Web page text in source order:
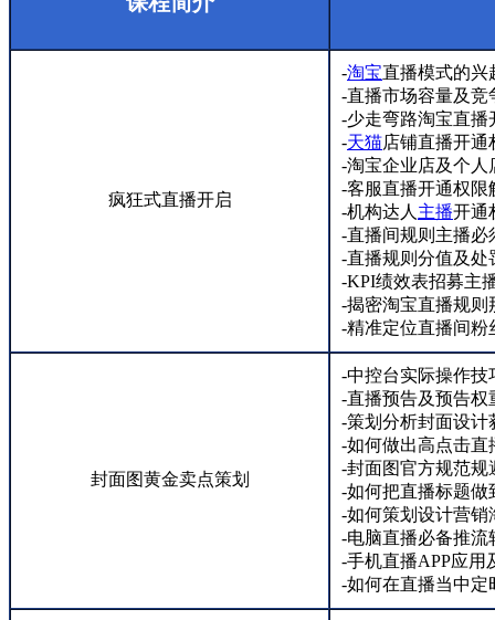
疯狂式直播开启
-淘宝直播模式的兴
-直播市场容量及竞
-少走弯路淘宝直播
-天猫店铺直播开通
-淘宝企业店及个人
-客服直播开通权限
-机构达人 主播开通
-直播间规则主播必
-直播规则分值及处
-KPI绩效表招募主
-揭密淘宝直播规则
-精准定位直播间粉
封面图黄金卖点策划
-中控台实际操作技
-直播预告及预告权
-策划分析封面设计
-如何做出高点击直
-封面图官方规范规
-如何把直播标题做
-如何策划设计营销
-电脑直播必备推流
-手机直播APP应用
-如何在直播当中定